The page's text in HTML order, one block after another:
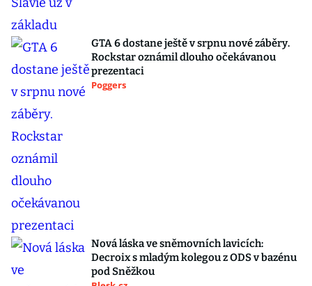
GTA 6 dostane ještě v srpnu nové záběry.
Rockstar oznámil dlouho očekávanou
prezentaci
Poggers
Nová láska ve sněmovních lavicích:
Decroix s mladým kolegou z ODS v bazénu
pod Sněžkou